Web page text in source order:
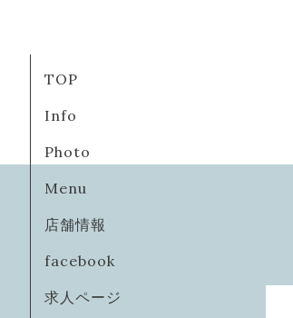
TOP
Info
Photo
Menu
店舗情報
facebook
求人ページ